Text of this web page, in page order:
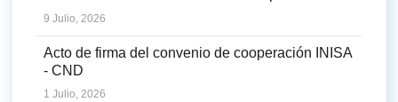
9 Julio, 2026
Acto de firma del convenio de cooperación INISA
- CND
1 Julio, 2026